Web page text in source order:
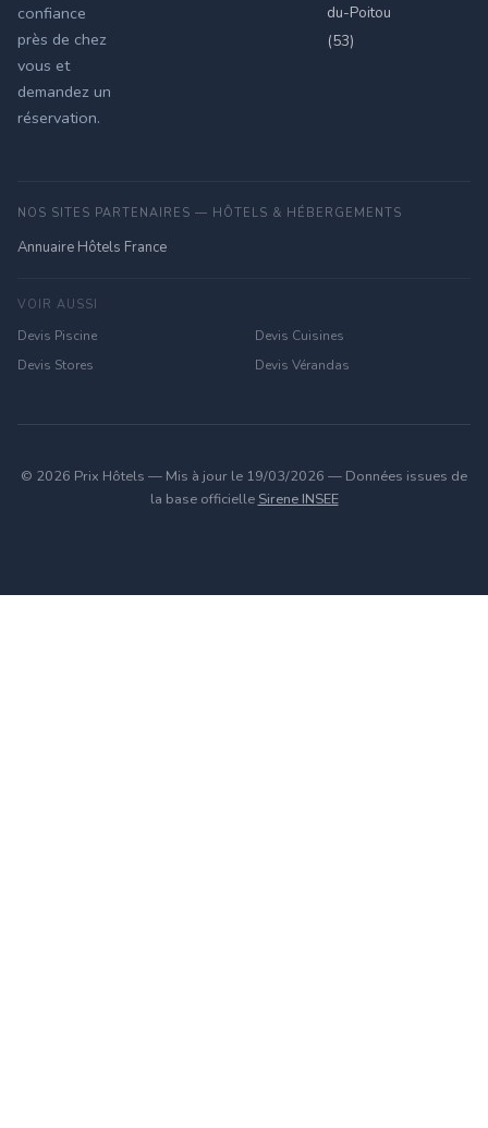
confiance
près de chez
vous et
demandez un
réservation.
du-Poitou
(53)
NOS SITES PARTENAIRES — HÔTELS & HÉBERGEMENTS
Annuaire Hôtels France
VOIR AUSSI
Devis Piscine
Devis Cuisines
Devis Stores
Devis Vérandas
© 2026 Prix Hôtels — Mis à jour le 19/03/2026 — Données issues de
la base officielle Sirene INSEE